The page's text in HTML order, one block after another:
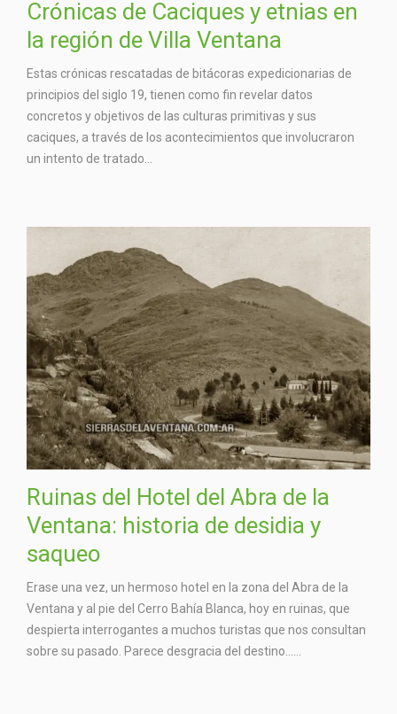
Crónicas de Caciques y etnias en
la región de Villa Ventana
Estas crónicas rescatadas de bitácoras expedicionarias de
principios del siglo 19, tienen como fin revelar datos
concretos y objetivos de las culturas primitivas y sus
caciques, a través de los acontecimientos que involucraron
un intento de tratado...
Ruinas del Hotel del Abra de la
Ventana: historia de desidia y
saqueo
Erase una vez, un hermoso hotel en la zona del Abra de la
Ventana y al pie del Cerro Bahía Blanca, hoy en ruinas, que
despierta interrogantes a muchos turistas que nos consultan
sobre su pasado. Parece desgracia del destino…...